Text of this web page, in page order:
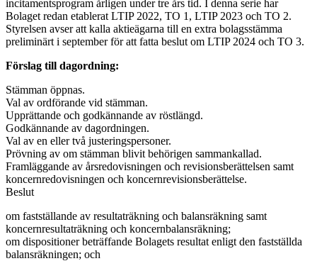
incitamentsprogram årligen under tre års tid. I denna serie har
Bolaget redan etablerat LTIP 2022, TO 1, LTIP 2023 och TO 2.
Styrelsen avser att kalla aktieägarna till en extra bolagsstämma
preliminärt i september för att fatta beslut om LTIP 2024 och TO 3.
Förslag till dagordning:
Stämman öppnas.
Val av ordförande vid stämman.
Upprättande och godkännande av röstlängd.
Godkännande av dagordningen.
Val av en eller två justeringspersoner.
Prövning av om stämman blivit behörigen sammankallad.
Framläggande av årsredovisningen och revisionsberättelsen samt
koncernredovisningen och koncernrevisionsberättelse.
Beslut
om fastställande av resultaträkning och balansräkning samt
koncernresultaträkning och koncernbalansräkning;
om dispositioner beträffande Bolagets resultat enligt den fastställda
balansräkningen; och